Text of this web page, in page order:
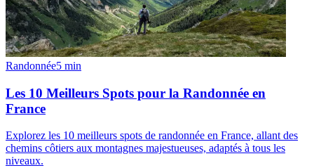
Randonnée5 min
Les 10 Meilleurs Spots pour la Randonnée en
France
Explorez les 10 meilleurs spots de randonnée en France, allant des
chemins côtiers aux montagnes majestueuses, adaptés à tous les
niveaux.